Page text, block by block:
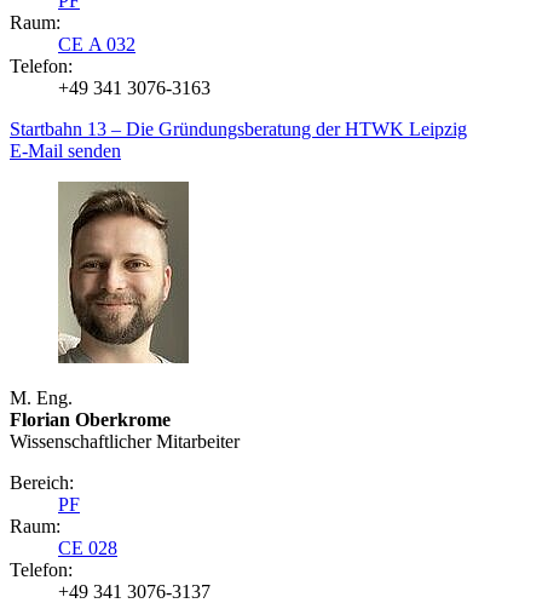
Raum:
CE A 032
Telefon:
+49 341 3076-3163
Startbahn 13 – Die Gründungsberatung der HTWK Leipzig
E-Mail senden
M. Eng.
Florian Oberkrome
Wissenschaftlicher Mitarbeiter
Bereich:
PF
Raum:
CE 028
Telefon:
+49 341 3076-3137